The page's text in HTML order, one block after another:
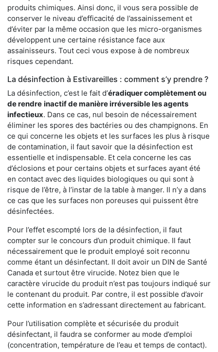
produits chimiques. Ainsi donc, il vous sera possible de
conserver le niveau d’efficacité de l’assainissement et
d’éviter par la même occasion que les micro-organismes
développent une certaine résistance face aux
assainisseurs. Tout ceci vous expose à de nombreux
risques cependant.
La désinfection à Estivareilles : comment s’y prendre ?
La désinfection, c’est le fait d’éradiquer complètement ou
de rendre inactif de manière irréversible les agents
infectieux. Dans ce cas, nul besoin de nécessairement
éliminer les spores des bactéries ou des champignons. En
ce qui concerne les objets et les surfaces les plus à risque
de contamination, il faut savoir que la désinfection est
essentielle et indispensable. Et cela concerne les cas
d’éclosions et pour certains objets et surfaces ayant été
en contact avec des liquides biologiques ou qui sont à
risque de l’être, à l’instar de la table à manger. II n’y a dans
ce cas que les surfaces non poreuses qui puissent être
désinfectées.
Pour l’effet escompté lors de la désinfection, il faut
compter sur le concours d’un produit chimique. Il faut
nécessairement que le produit employé soit reconnu
comme étant un désinfectant. Il doit avoir un DIN de Santé
Canada et surtout être virucide. Notez bien que le
caractère virucide du produit n’est pas toujours indiqué sur
le contenant du produit. Par contre, il est possible d’avoir
cette information en s’adressant directement au fabricant.
Pour l’utilisation complète et sécurisée du produit
désinfectant, il faudra se conformer au mode d’emploi
(concentration, température de l’eau et temps de contact).